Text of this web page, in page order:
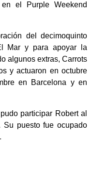
el Purple Weekend
del decimoquinto
Mar y para apoyar la
algunos extras, Carrots
y actuaron en octubre
en Barcelona y en
participar Robert al
Su puesto fue ocupado